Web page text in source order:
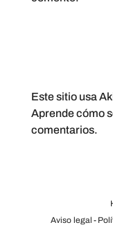
Este sitio usa
Aprende cómo
comentarios.
Aviso legal -